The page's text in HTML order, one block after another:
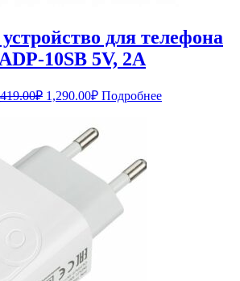
для телефона
10SB 5V, 2A
₽ Первоначальная
1,419.00₽.
1,290.00₽Текущая
цена:
Подробнее